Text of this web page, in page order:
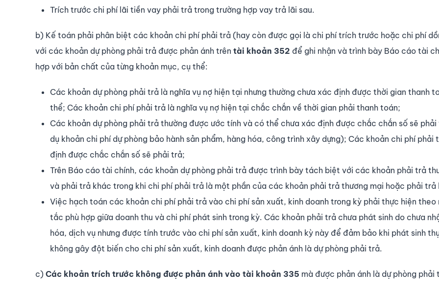
Trích trước chi phí lãi tiền vay phải trả trong trường hợp vay trả lãi sau.
b) Kế toán phải phân biệt các khoản chi phí phải trả (hay còn được gọi là chi phí trích trước hoặc chi phí
với các khoản dự phòng phải trả được phản ánh trên tài khoản 352 để ghi nhận và trình bày Báo cáo tài
hợp với bản chất của từng khoản mục, cụ thể:
Các khoản dự phòng phải trả là nghĩa vụ nợ hiện tại nhưng thường chưa xác định được thời gian thanh
thể; Các khoản chi phí phải trả là nghĩa vụ nợ hiện tại chắc chắn về thời gian phải thanh toán;
Các khoản dự phòng phải trả thường được ước tính và có thể chưa xác định được chắc chắn số sẽ
dụ khoản chi phí dự phòng bảo hành sản phẩm, hàng hóa, công trình xây dựng); Các khoản chi phí phải
định được chắc chắn số sẽ phải trả;
Trên Báo cáo tài chính, các khoản dự phòng phải trả được trình bày tách biệt với các khoản phải trả
và phải trả khác trong khi chi phí phải trả là một phần của các khoản phải trả thương mại hoặc phải trả
Việc hạch toán các khoản chi phí phải trả vào chi phí sản xuất, kinh doanh trong kỳ phải thực hiện theo
tắc phù hợp giữa doanh thu và chi phí phát sinh trong kỳ. Các khoản phải trả chưa phát sinh do chưa
hóa, dịch vụ nhưng được tính trước vào chi phí sản xuất, kinh doanh kỳ này để đảm bảo khi phát sinh
không gây đột biến cho chi phí sản xuất, kinh doanh được phản ánh là dự phòng phải trả.
c) Các khoản trích trước không được phản ánh vào tài khoản 335 mà được phản ánh là dự phòng phải